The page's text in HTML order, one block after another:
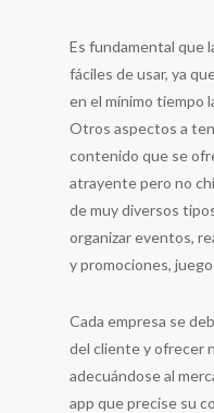
Es fundamental que
fáciles de usar, ya
en el mínimo tiempo
Otros aspectos a
contenido que se
atrayente pero no
de muy diversos
organizar eventos,
y promociones,
Cada empresa se
del cliente y ofrecer
adecuándose al
app que precise su